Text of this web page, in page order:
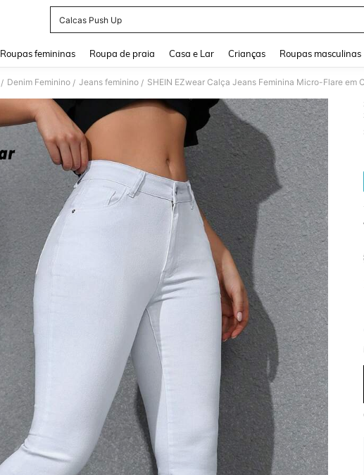
Calcas Push Up
Roupas femininas Roupa de praia Casa e Lar Crianças Roupas masculinas
/ Denim Feminino / Jeans feminino / SHEIN EZwear Calça Jeans Feminina Micro-Flare em